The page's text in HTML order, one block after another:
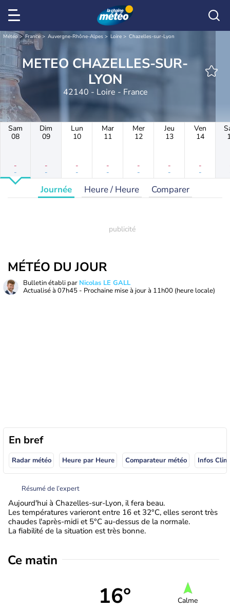
Météo France Auvergne-Rhône-Alpes Loire Chazelles-sur-Lyon
METEO CHAZELLES-SUR-
LYON
42140 - Loire - France
Sam
08
-
-
Dim
09
-
-
Lun
10
-
-
Mar
11
-
-
Mer
12
-
-
Jeu
13
-
-
Ven
14
-
-
Journée Heure / Heure Comparer
MÉTÉO DU JOUR
Bulletin établi par Nicolas LE GALL
Actualisé à 07h45 - Prochaine mise à jour à 11h00 (heure locale)
En bref
Radar météo Heure par Heure Comparateur météo Infos
Résumé de l’expert
Aujourd'hui à Chazelles-sur-Lyon, il fera beau.
Les températures varieront entre 16 et 32°C, elles seront très
chaudes l'après-midi et 5°C au-dessus de la normale.
La fiabilité de la situation est très bonne.
Ce matin
16° Calme